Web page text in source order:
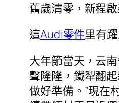
舊歲清零，新程啟
這Audi零件里有
大年節當天，云
聲隆隆，鐵犁翻
做好準備。”現在